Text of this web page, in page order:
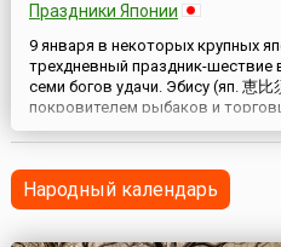
Праздники Японии
9 января в некоторых крупных
трехдневный праздник-шествие
семи богов удачи. Эбису (яп. 恵比
покровителем рыбаков и
богиня Солнца направила Эбису
рыбака, чтобы он сам добывал
Эбису издавна считается
Народный календарь